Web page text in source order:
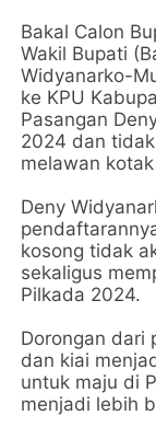
Bakal Calon
Wakil Bupati
Widyanarko-
ke KPU
Pasangan
2024 dan
melawan
Deny
kosong tidak
sekaligus
Pilkada 2024.
Dorongan dari
dan kiai
untuk maju di
menjadi lebih